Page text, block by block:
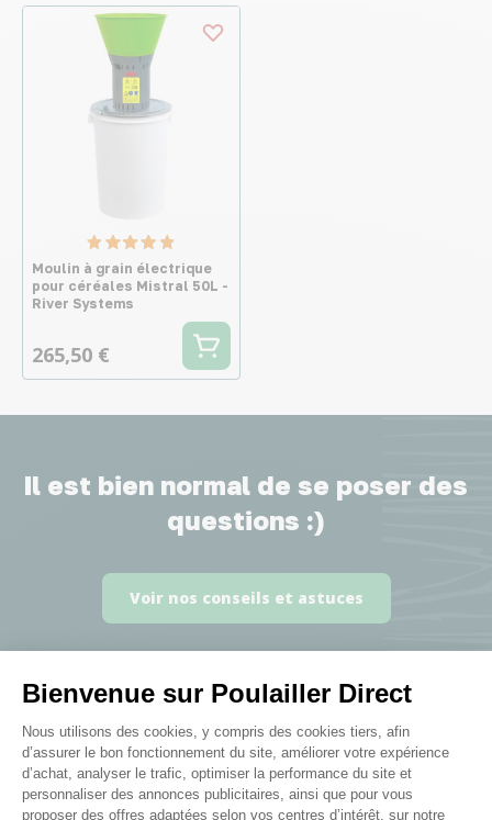
Bienvenue sur Poulailler Direct
Plateforme de Gestion du
Nous utilisons des cookies, y compris des cookies tiers, afin
d’assurer le bon fonctionnement du site, améliorer votre expérience
d’achat, analyser le trafic, optimiser la performance du site et
personnaliser des annonces publicitaires, ainsi que pour vous
proposer des offres adaptées selon vos centres d’intérêt, sur notre
Moulin à grain électrique
pour céréales Mistral 50L -
River Systems
265,50 €
Il est bien normal de se poser des
questions :)
Voir nos conseils et astuces
Elever des poules, c’est ma
passion !